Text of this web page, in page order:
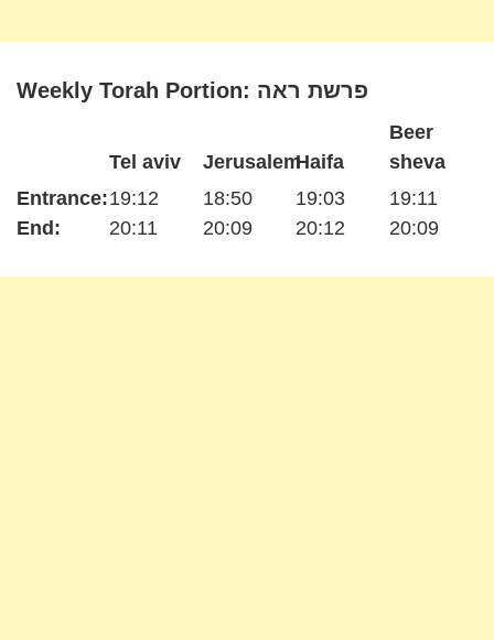
Weekly Torah Portion: פרשת ראה
Entrance:
End:
Tel aviv
19:12
20:11
Jerusalem
18:50
20:09
Haifa
19:03
20:12
Beer
sheva
19:11
20:09